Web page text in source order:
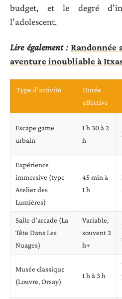
budget, et le degré
l’adolescent.
Lire également : Randonnée
aventure inoubliable à
Type d’activité
Durée
effective
Escape game
urbain
1 h 30 à 2
h
Expérience
immersive (type
Atelier des
Lumières)
45 min à
1 h
Salle d’arcade (La
Tête Dans Les
Nuages)
Variable,
souvent 2
h+
Musée classique
(Louvre, Orsay)
1 h à 3 h